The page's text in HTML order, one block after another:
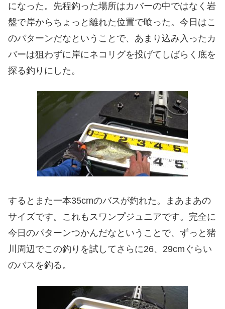
になった。先程釣った場所はカバーの中ではなく岩
盤で岸からちょっと離れた位置で喰った。今日はこ
のパターンだなということで、あまり込み入ったカ
バーは狙わずに岸にネコリグを投げてしばらく底を
探る釣りにした。
するとまた一本35cmのバスが釣れた。まあまあの
サイズです。これもスワンプジュニアです。完全に
今日のパターンつかんだなということで、ずっと猪
川周辺でこの釣りを試してさらに26、29cmぐらい
のバスを釣る。